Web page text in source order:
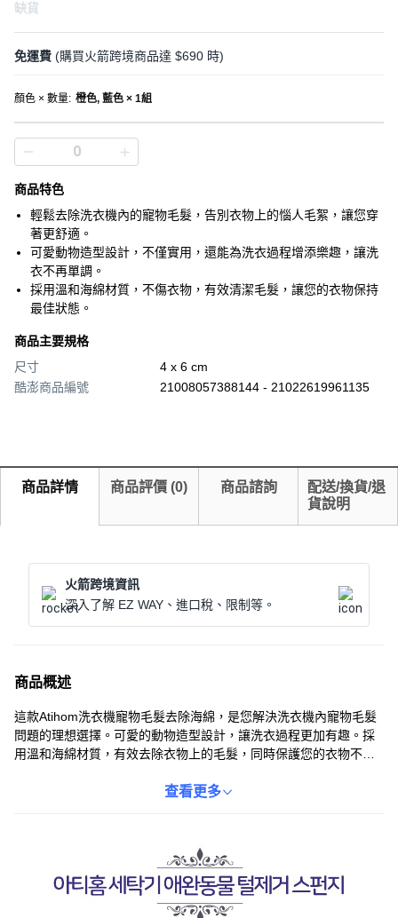
缺貨
免運費 (購買火箭跨境商品達 $690 時)
顏色 × 數量: 橙色, 藍色 × 1組
商品特色
輕鬆去除洗衣機內的寵物毛髮，告別衣物上的惱人毛絮，讓您穿
著更舒適。
可愛動物造型設計，不僅實用，還能為洗衣過程增添樂趣，讓洗
衣不再單調。
採用溫和海綿材質，不傷衣物，有效清潔毛髮，讓您的衣物保持
最佳狀態。
商品主要規格
尺寸
4 x 6 cm
酷澎商品編號
21008057388144 - 21022619961135
商品詳情 商品評價 (0) 商品諮詢
配送/換貨/退
貨說明
火箭跨境資訊
深入了解 EZ WAY、進口稅、限制等。
商品概述
這款Atihom洗衣機寵物毛髮去除海綿，是您解決洗衣機內寵物毛髮
問題的理想選擇。可愛的動物造型設計，讓洗衣過程更加有趣。採
用溫和海綿材質，有效去除衣物上的毛髮，同時保護您的衣物不受
髮。讓您的衣物告別毛絮，穿著更舒適，洗衣更輕鬆。
查看更多